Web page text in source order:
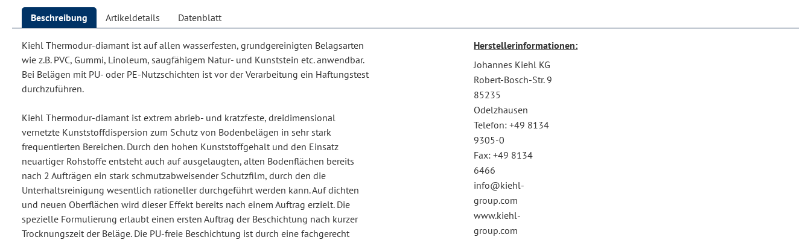
Beschreibung Artikeldetails Datenblatt
Kiehl Thermodur-diamant ist auf allen wasserfesten, grundgereinigten Belagsarten
wie z.B. PVC, Gummi, Linoleum, saugfähigem Natur- und Kunststein etc. anwendbar.
Bei Belägen mit PU- oder PE-Nutzschichten ist vor der Verarbeitung ein Haftungstest
durchzuführen.
Kiehl Thermodur-diamant ist extrem abrieb- und kratzfeste, dreidimensional
vernetzte Kunststoffdispersion zum Schutz von Bodenbelägen in sehr stark
frequentierten Bereichen. Durch den hohen Kunststoffgehalt und den Einsatz
neuartiger Rohstoffe entsteht auch auf ausgelaugten, alten Bodenflächen bereits
nach 2 Aufträgen ein stark schmutzabweisender Schutzfilm, durch den die
Unterhaltsreinigung wesentlich rationeller durchgeführt werden kann. Auf dichten
und neuen Oberflächen wird dieser Effekt bereits nach einem Auftrag erzielt. Die
spezielle Formulierung erlaubt einen ersten Auftrag der Beschichtung nach kurzer
Trocknungszeit der Beläge. Die PU-freie Beschichtung ist durch eine fachgerecht
Herstellerinformationen:
Johannes Kiehl KG
Robert-Bosch-Str. 9
85235
Odelzhausen
Telefon: +49 8134
9305-0
Fax: +49 8134
6466
info@kiehl-
group.com
www.kiehl-
group.com